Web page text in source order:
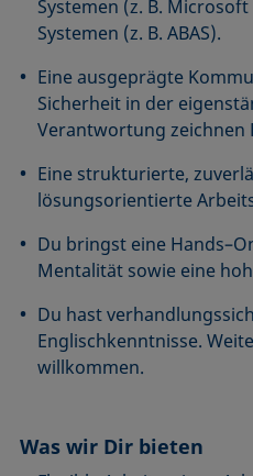
Systemen (z. B.
Systemen (z. B. ABAS).
Eine ausgeprägte
Sicherheit in der
Verantwortung zeichnen
Eine strukturierte,
lösungsorientierte
Du bringst eine
Mentalität sowie eine
Du hast
Englischkenntnisse.
willkommen.
Was wir Dir bieten